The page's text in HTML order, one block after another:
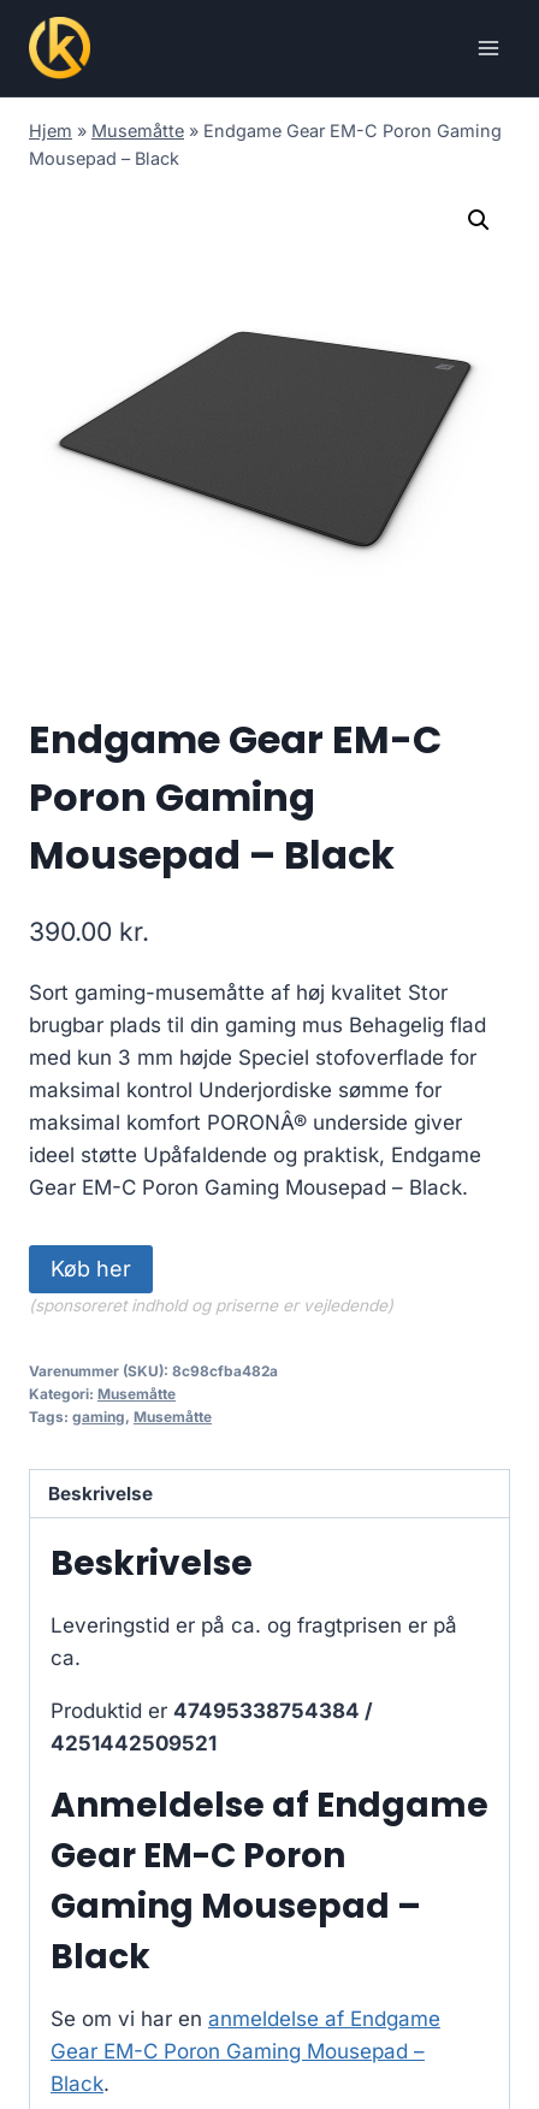
content
Hjem » Musemåtte » Endgame Gear EM-C Poron Gaming
Mousepad – Black
Endgame Gear EM-C
Poron Gaming
Mousepad – Black
390.00 kr.
Sort gaming-musemåtte af høj kvalitet Stor
brugbar plads til din gaming mus Behagelig flad
med kun 3 mm højde Speciel stofoverflade for
maksimal kontrol Underjordiske sømme for
maksimal komfort PORONÂ® underside giver
ideel støtte Upåfaldende og praktisk, Endgame
Gear EM-C Poron Gaming Mousepad – Black.
Køb her
(sponsoreret indhold og priserne er vejledende)
Varenummer (SKU): 8c98cfba482a
Kategori: Musemåtte
Tags: gaming, Musemåtte
Beskrivelse
Beskrivelse
Leveringstid er på ca. og fragtprisen er på
ca.
Produktid er 47495338754384 /
4251442509521
Anmeldelse af Endgame
Gear EM-C Poron
Gaming Mousepad –
Black
Se om vi har en anmeldelse af Endgame
Gear EM-C Poron Gaming Mousepad –
Black.